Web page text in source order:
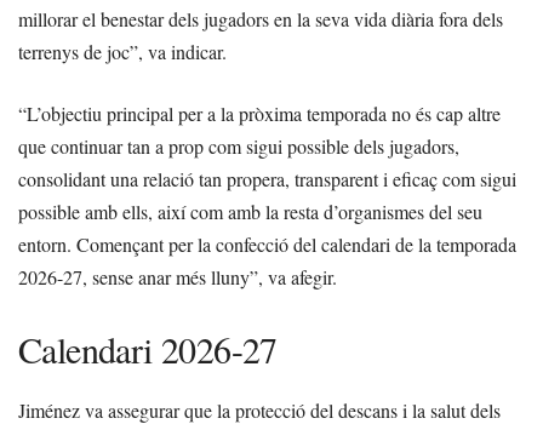
millorar el benestar dels jugadors en la seva vida diària fora dels
terrenys de joc”, va indicar.
“L’objectiu principal per a la pròxima temporada no és cap altre
que continuar tan a prop com sigui possible dels jugadors,
consolidant una relació tan propera, transparent i eficaç com sigui
possible amb ells, així com amb la resta d’organismes del seu
entorn. Començant per la confecció del calendari de la temporada
2026-27, sense anar més lluny”, va afegir.
Calendari 2026-27
Jiménez va assegurar que la protecció del descans i la salut dels